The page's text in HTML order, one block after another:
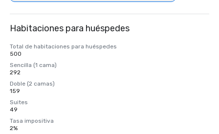
Habitaciones para huéspedes
Total de habitaciones para huéspedes
500
Sencilla (1 cama)
292
Doble (2 camas)
159
Suites
49
Tasa impositiva
2%